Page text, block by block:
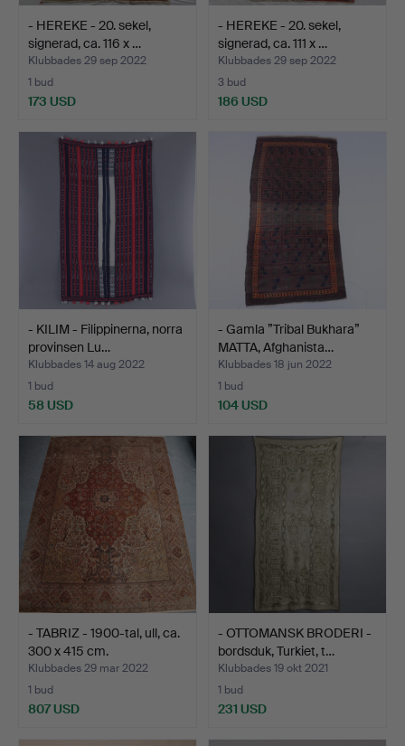
- HEREKE - 20. sekel,
signerad, ca. 116 x …
Klubbades 29 sep 2022
1 bud
173 USD
- HEREKE - 20. sekel,
signerad, ca. 111 x …
Klubbades 29 sep 2022
3 bud
186 USD
- KILIM - Filippinerna, norra
provinsen Lu…
Klubbades 14 aug 2022
1 bud
58 USD
- Gamla ”Tribal Bukhara”
MATTA, Afghanista…
Klubbades 18 jun 2022
1 bud
104 USD
- TABRIZ - 1900-tal, ull, ca.
300 x 415 cm.
Klubbades 29 mar 2022
1 bud
807 USD
- OTTOMANSK BRODERI -
bordsduk, Turkiet, t…
Klubbades 19 okt 2021
1 bud
231 USD